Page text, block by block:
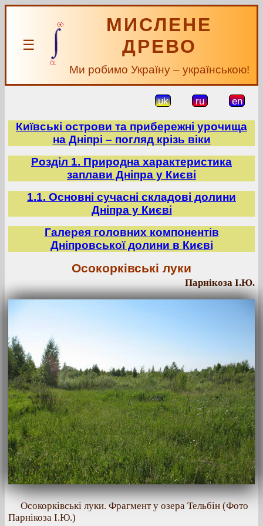
☰
МИСЛЕНЕ
ДРЕВО
Ми робимо Україну – українською!
uk ru en
Київські острови та прибережні урочища
на Дніпрі – погляд крізь віки
Розділ 1. Природна характеристика
заплави Дніпра у Києві
1.1. Основні сучасні складові долини
Дніпра у Києві
Галерея головних компонентів
Дніпровської долини в Києві
Осокорківські луки
Парнікоза І.Ю.
Осокорківські луки. Фрагмент у озера Тельбін (Фото
Парнікоза І.Ю.)